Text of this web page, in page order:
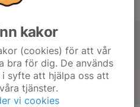
AIF
A
kakor
(cookies) för att vår
bra för dig. De används
syfte att hjälpa oss att
tjänster.
vi cookies